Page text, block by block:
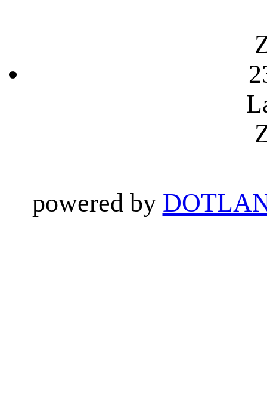
powered by